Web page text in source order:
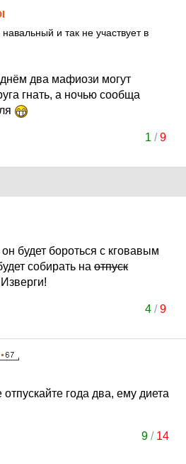
и так не участвует в
два мафиози могут
гнать, а ночью сообща
1 /9
будет бороться с кговавым
собирать на отпуск
4/9
года два, ему диета
9 / 14